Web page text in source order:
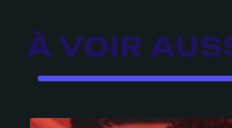
À VOIR